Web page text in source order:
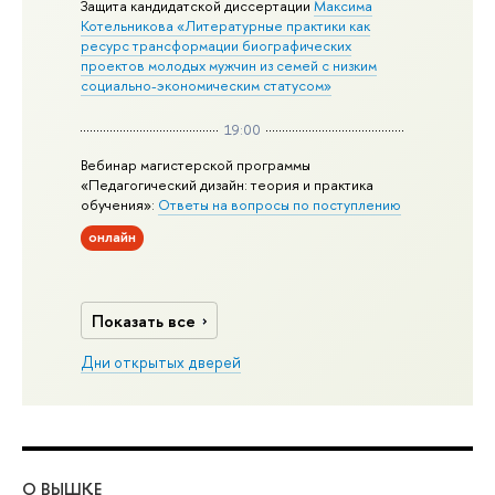
Защита кандидатской диссертацииМаксима
Котельникова «Литературные практики как
ресурс трансформации биографических
проектов молодых мужчин из семей с низким
социально-экономическим статусом»
19:00
Вебинар магистерской программы
«Педагогический дизайн: теория и практика
обучения»: Ответы на вопросы по поступлению
онлайн
Показать все
Дни открытых дверей
О ВЫШКЕ